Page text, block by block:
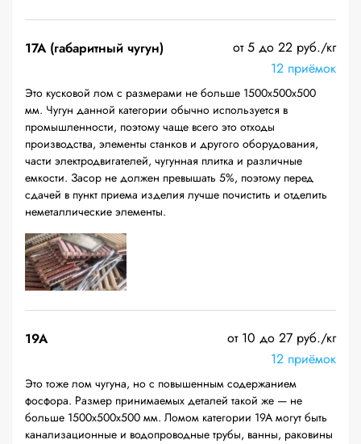
17А (габаритный чугун)
от 5 до 22 руб./кг
12 приёмок
Это кусковой лом с размерами не больше 1500х500х500
мм. Чугун данной категории обычно используется в
промышленности, поэтому чаще всего это отходы
производства, элементы станков и другого оборудования,
части электродвигателей, чугунная плитка и различные
емкости. Засор не должен превышать 5%, поэтому перед
сдачей в пункт приема изделия лучше почистить и отделить
неметаллические элементы.
19A
от 10 до 27 руб./кг
12 приёмок
Это тоже лом чугуна, но с повышенным содержанием
фосфора. Размер принимаемых деталей такой же — не
больше 1500х500х500 мм. Ломом категории 19А могут быть
канализационные и водопроводные трубы, ванны, раковины